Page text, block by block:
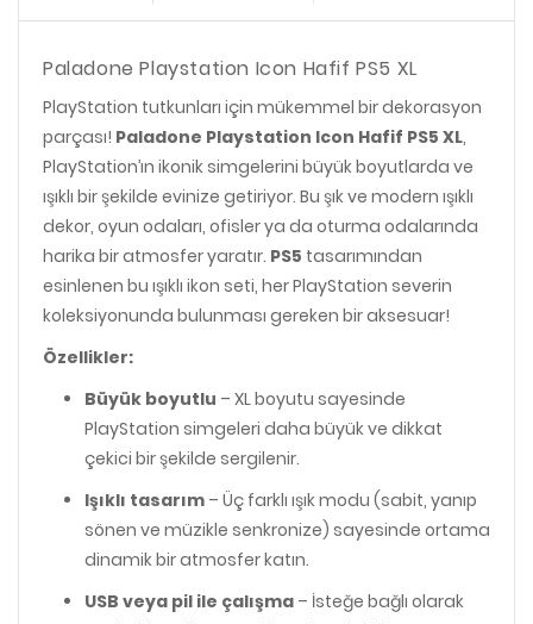
Paladone Playstation Icon Hafif PS5 XL
PlayStation tutkunları için mükemmel bir dekorasyon
parçası! Paladone Playstation Icon Hafif PS5 XL,
PlayStation’ın ikonik simgelerini büyük boyutlarda ve
ışıklı bir şekilde evinize getiriyor. Bu şık ve modern ışıklı
dekor, oyun odaları, ofisler ya da oturma odalarında
harika bir atmosfer yaratır. PS5 tasarımından
esinlenen bu ışıklı ikon seti, her PlayStation severin
koleksiyonunda bulunması gereken bir aksesuar!
Özellikler:
Büyük boyutlu – XL boyutu sayesinde
PlayStation simgeleri daha büyük ve dikkat
çekici bir şekilde sergilenir.
Işıklı tasarım – Üç farklı ışık modu (sabit, yanıp
sönen ve müzikle senkronize) sayesinde ortama
dinamik bir atmosfer katın.
USB veya pil ile çalışma – İsteğe bağlı olarak